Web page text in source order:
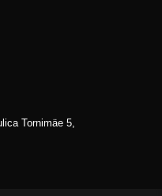
Tornimäe 5,